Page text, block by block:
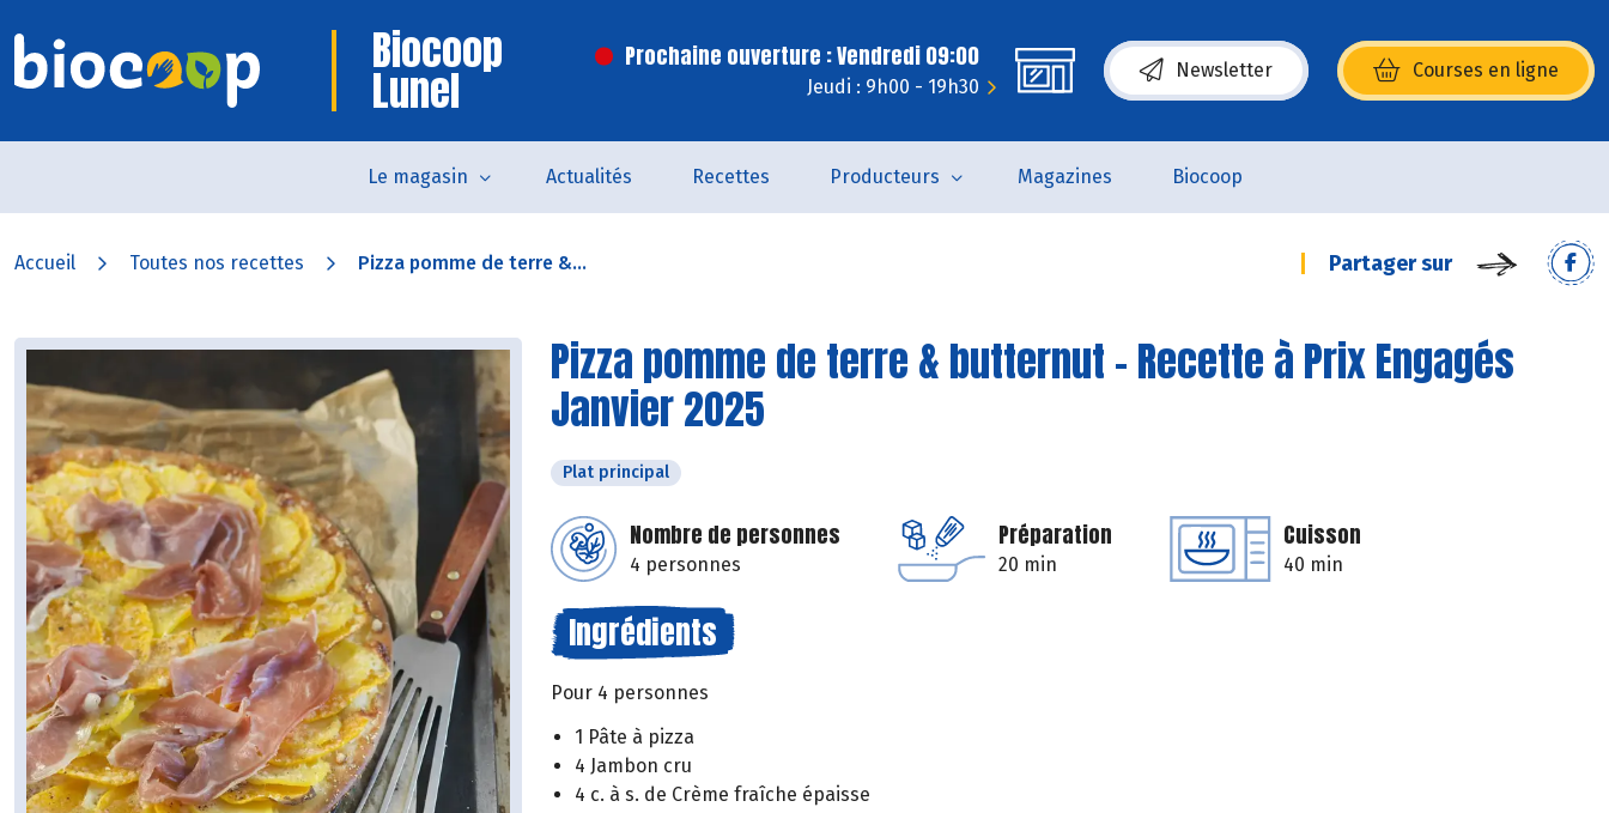
Biocoop
Lunel
Prochaine ouverture : Vendredi 09:00
Jeudi : 9h00 - 19h30
Newsletter Courses en ligne
(s’ouvre dans une nouvelle fenêtre)
Le magasin Actualités Recettes Producteurs Magazines Biocoop
Accueil Toutes nos recettes Pizza pomme de terre &... Partager sur
Pizza pomme de terre & butternut - Recette à Prix Engagés
Janvier 2025
Plat principal
Nombre de personnes
4 personnes
Préparation
20 min
Cuisson
40 min
Ingrédients
Pour 4 personnes
1 Pâte à pizza
4 Jambon cru
4 c. à s. de Crème fraîche épaisse